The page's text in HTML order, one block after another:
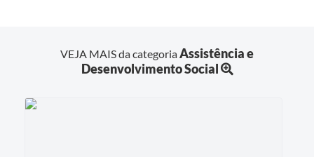
VEJA MAIS da categoriaAssistência e
Desenvolvimento Social